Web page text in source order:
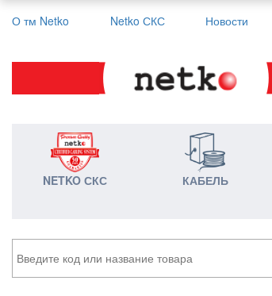
О тм Netko Netko СКС Новости
NETKO СКС КАБЕЛЬ